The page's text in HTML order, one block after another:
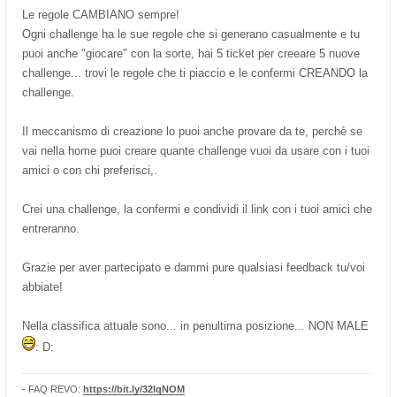
Le regole CAMBIANO sempre!
Ogni challenge ha le sue regole che si generano casualmente e tu
puoi anche "giocare" con la sorte, hai 5 ticket per creeare 5 nuove
challenge... trovi le regole che ti piaccio e le confermi CREANDO la
challenge.
Il meccanismo di creazione lo puoi anche provare da te, perchè se
vai nella home puoi creare quante challenge vuoi da usare con i tuoi
amici o con chi preferisci,.
Crei una challenge, la confermi e condividi il link con i tuoi amici che
entreranno.
Grazie per aver partecipato e dammi pure qualsiasi feedback tu/voi
abbiate!
Nella classifica attuale sono... in penultima posizione... NON MALE
: D:
- FAQ REVO: https://bit.ly/32lqNOM